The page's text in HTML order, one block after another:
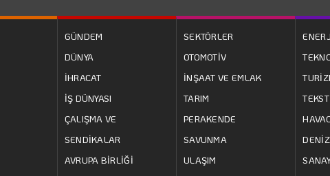
GÜNDEM
DÜNYA
İHRACAT
İŞ DÜNYASI
ÇALIŞMA VE
SENDİKALAR
AVRUPA BİRLİĞİ
SEKTÖRLER
OTOMOTİV
İNŞAAT VE EMLAK
TARIM
PERAKENDE
SAVUNMA
ULAŞIM